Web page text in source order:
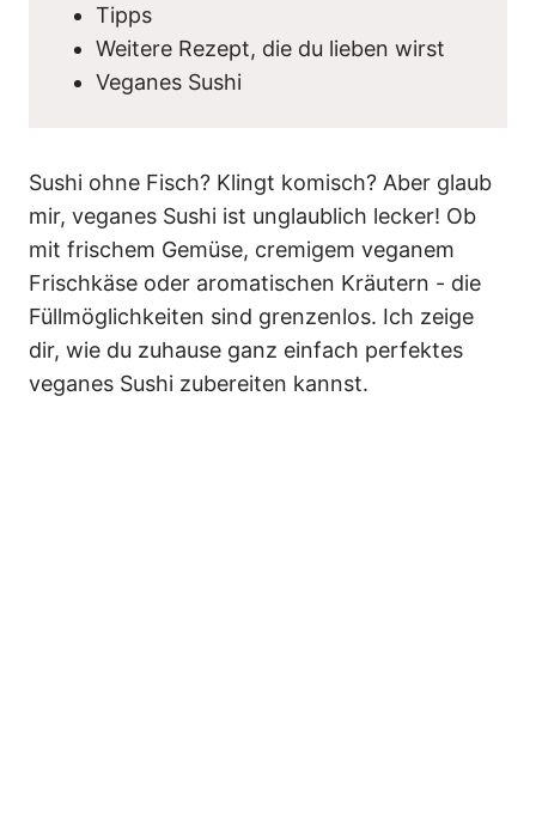
Tipps
Weitere Rezept, die du lieben wirst
Veganes Sushi
Sushi ohne Fisch? Klingt komisch? Aber glaub
mir, veganes Sushi ist unglaublich lecker! Ob
mit frischem Gemüse, cremigem veganem
Frischkäse oder aromatischen Kräutern - die
Füllmöglichkeiten sind grenzenlos. Ich zeige
dir, wie du zuhause ganz einfach perfektes
veganes Sushi zubereiten kannst.